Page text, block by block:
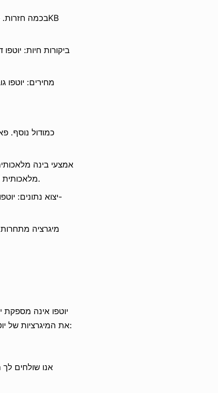
ביקורות חיות:
מחירים: יוטפו
אמצעי בינה
מלאכותית עם דירוג מותאם לכל תגובה ואוגדות ביקורת, כמו גם הגדרות לפרסום ידני ואוטומטי.
יצוא נתונים:
מיגרציה
יוטפו אינה מספקת
את המיגרציות של יוטפו דרך צוות התמיכה שלנו ולא דרך עמוד הייבוא הסטנדרטי. התהליך מתחלק לשלבים:
אנו שולחים לך